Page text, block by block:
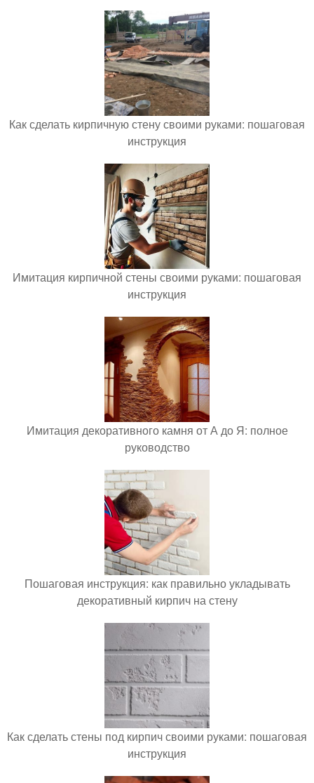
Как сделать кирпичную стену своими руками: пошаговая
инструкция
Имитация кирпичной стены своими руками: пошаговая
инструкция
Имитация декоративного камня от А до Я: полное
руководство
Пошаговая инструкция: как правильно укладывать
декоративный кирпич на стену
Как сделать стены под кирпич своими руками: пошаговая
инструкция